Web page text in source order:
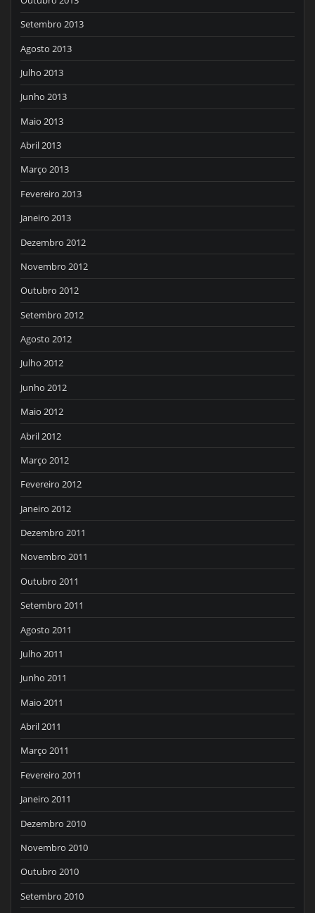
Setembro 2013
Agosto 2013
Julho 2013
Junho 2013
Maio 2013
Abril 2013
Março 2013
Fevereiro 2013
Janeiro 2013
Dezembro 2012
Novembro 2012
Outubro 2012
Setembro 2012
Agosto 2012
Julho 2012
Junho 2012
Maio 2012
Abril 2012
Março 2012
Fevereiro 2012
Janeiro 2012
Dezembro 2011
Novembro 2011
Outubro 2011
Setembro 2011
Agosto 2011
Julho 2011
Junho 2011
Maio 2011
Abril 2011
Março 2011
Fevereiro 2011
Janeiro 2011
Dezembro 2010
Novembro 2010
Outubro 2010
Setembro 2010